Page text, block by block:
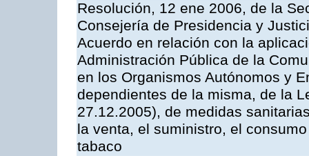
Resolución, 12 ene 2006, de la
Consejería de Presidencia y
Acuerdo en relación con la
Administración Pública de la
en los Organismos Autónomos y
dependientes de la misma, de la
27.12.2005), de medidas
la venta, el suministro, el
tabaco